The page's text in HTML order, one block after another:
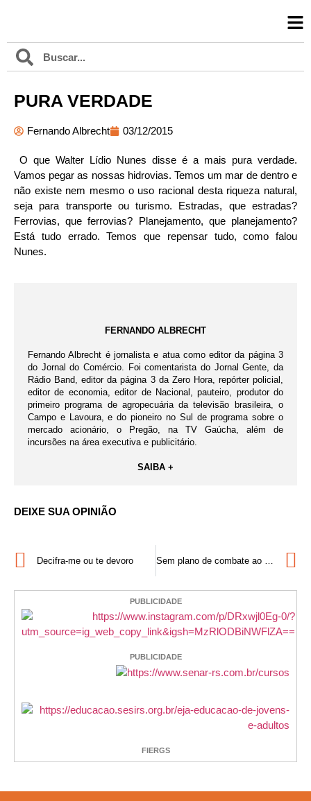
PURA VERDADE
Fernando Albrecht 03/12/2015
O que Walter Lídio Nunes disse é a mais pura verdade.
Vamos pegar as nossas hidrovias. Temos um mar de dentro e
não existe nem mesmo o uso racional desta riqueza natural,
seja para transporte ou turismo. Estradas, que estradas?
Ferrovias, que ferrovias? Planejamento, que planejamento?
Está tudo errado. Temos que repensar tudo, como falou
Nunes.
FERNANDO ALBRECHT
Fernando Albrecht é jornalista e atua como editor da página 3
do Jornal do Comércio. Foi comentarista do Jornal Gente, da
Rádio Band, editor da página 3 da Zero Hora, repórter policial,
editor de economia, editor de Nacional, pauteiro, produtor do
primeiro programa de agropecuária da televisão brasileira, o
Campo e Lavoura, e do pioneiro no Sul de programa sobre o
mercado acionário, o Pregão, na TV Gaúcha, além de
incursões na área executiva e publicitário.
SAIBA +
DEIXE SUA OPINIÃO
Decifra-me ou te devoro Sem plano de combate ao incêndio
PUBLICIDADE
PUBLICIDADE
FIERGS